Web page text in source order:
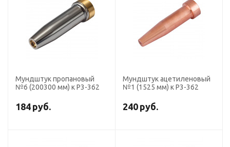
Мундштук пропановый
№6 (200300 мм) к Р3-362
184 руб.
Мундштук ацетиленовый
№1 (1525 мм) к Р3-362
240 руб.